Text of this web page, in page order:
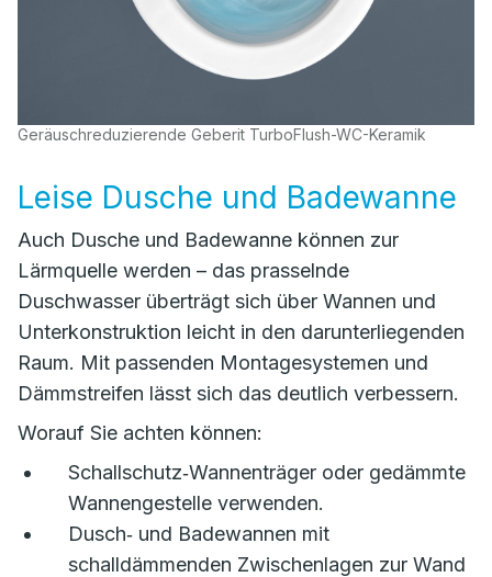
Geräuschreduzierende Geberit TurboFlush-WC-Keramik
Leise Dusche und Badewanne
Auch Dusche und Badewanne können zur
Lärmquelle werden – das prasselnde
Duschwasser überträgt sich über Wannen und
Unterkonstruktion leicht in den darunterliegenden
Raum. Mit passenden Montagesystemen und
Dämmstreifen lässt sich das deutlich verbessern.
Worauf Sie achten können:
Schallschutz‑Wannenträger oder gedämmte
Wannengestelle verwenden.
Dusch‑ und Badewannen mit
schalldämmenden Zwischenlagen zur Wand